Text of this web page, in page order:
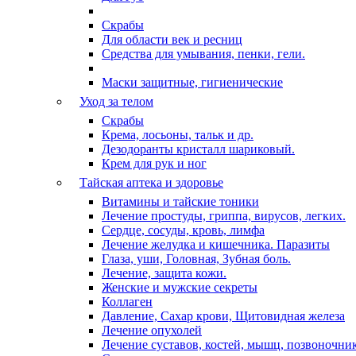
Скрабы
Для области век и ресниц
Средства для умывания, пенки, гели.
Маски защитные, гигиенические
Уход за телом
Скрабы
Крема, лосьоны, тальк и др.
Дезодоранты кристалл шариковый.
Крем для рук и ног
Тайская аптека и здоровье
Витамины и тайские тоники
Лечение простуды, гриппа, вирусов, легких.
Сердце, сосуды, кровь, лимфа
Лечение желудка и кишечника. Паразиты
Глаза, уши, Головная, Зубная боль.
Лечение, защита кожи.
Женские и мужские секреты
Коллаген
Давление, Сахар крови, Щитовидная железа
Лечение опухолей
Лечение суставов, костей, мышц,